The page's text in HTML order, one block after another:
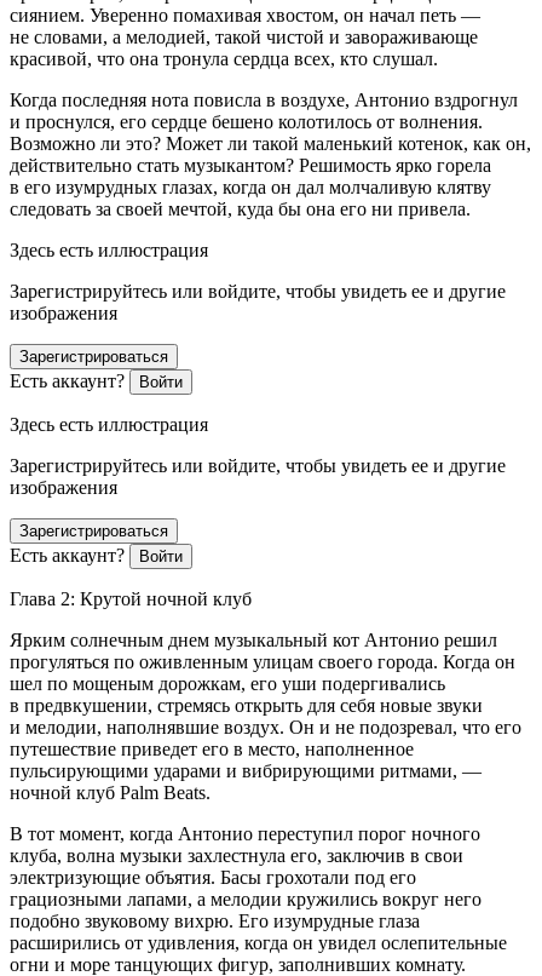
сиянием. Уверенно помахивая хвостом, он начал петь —
не словами, а мелодией, такой чистой и завораживающе
красивой, что она тронула сердца всех, кто слушал.
Когда последняя нота повисла в воздухе, Антонио вздрогнул
и проснулся, его сердце бешено колотилось от волнения.
Возможно ли это? Может ли такой маленький котенок, как он,
действительно стать музыкантом? Решимость ярко горела
в его изумрудных глазах, когда он дал молчаливую клятву
следовать за своей мечтой, куда бы она его ни привела.
Здесь есть иллюстрация
Зарегистрируйтесь или войдите, чтобы увидеть ее и другие
изображения
Зарегистрироваться
Есть аккаунт? Войти
Здесь есть иллюстрация
Зарегистрируйтесь или войдите, чтобы увидеть ее и другие
изображения
Зарегистрироваться
Есть аккаунт? Войти
Глава 2: Крутой ночной клуб
Ярким солнечным днем музыкальный кот Антонио решил
прогуляться по оживленным улицам своего города. Когда он
шел по мощеным дорожкам, его уши подергивались
в предвкушении, стремясь открыть для себя новые звуки
и мелодии, наполнявшие воздух. Он и не подозревал, что его
путешествие приведет его в место, наполненное
пульсирующими ударами и вибрирующими ритмами, —
ночной клуб Palm Beats.
В тот момент, когда Антонио переступил порог ночного
клуба, волна музыки захлестнула его, заключив в свои
электризующие объятия. Басы грохотали под его
грациозными лапами, а мелодии кружились вокруг него
подобно звуковому вихрю. Его изумрудные глаза
расширились от удивления, когда он увидел ослепительные
огни и море танцующих фигур, заполнивших комнату.